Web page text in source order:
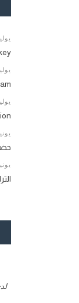
يوليو 2,
يوليو 2,
يوليو 1,
يونيو 29,
يونيو 29,